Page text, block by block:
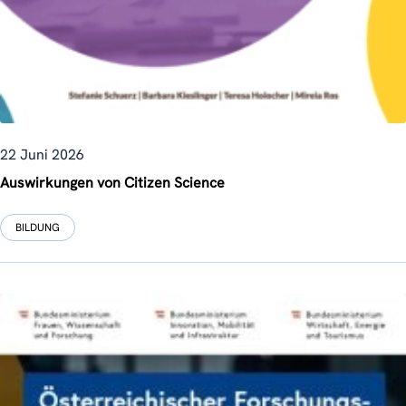
22 Juni 2026
Auswirkungen von Citizen Science
BILDUNG